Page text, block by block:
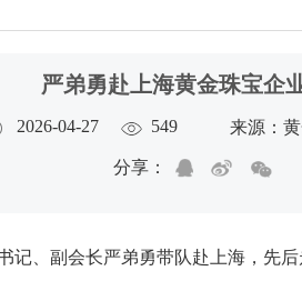
严弟勇赴上海黄金珠宝企
2026-04-27 549 来源：
分享：
记、副会长严弟勇带队赴上海，先